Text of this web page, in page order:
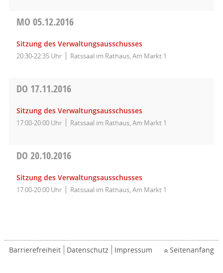
MO 05.12.2016
Sitzung des Verwaltungsausschusses
20:30-22:35 Uhr Ratssaal im Rathaus, Am Markt 1
DO 17.11.2016
Sitzung des Verwaltungsausschusses
17:00-20:00 Uhr Ratssaal im Rathaus, Am Markt 1
DO 20.10.2016
Sitzung des Verwaltungsausschusses
17:00-20:00 Uhr Ratssaal im Rathaus, Am Markt 1
Barrierefreiheit Datenschutz Impressum Seitenanfang